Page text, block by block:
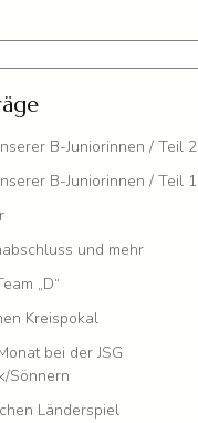
B-Juniorinnen / Teil 2
B-Juniorinnen / Teil 1
und mehr
„D“
Kreispokal
bei der JSG
Sönnern
Länderspiel